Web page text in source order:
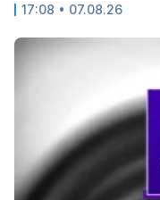
17:08 • 07.08.26